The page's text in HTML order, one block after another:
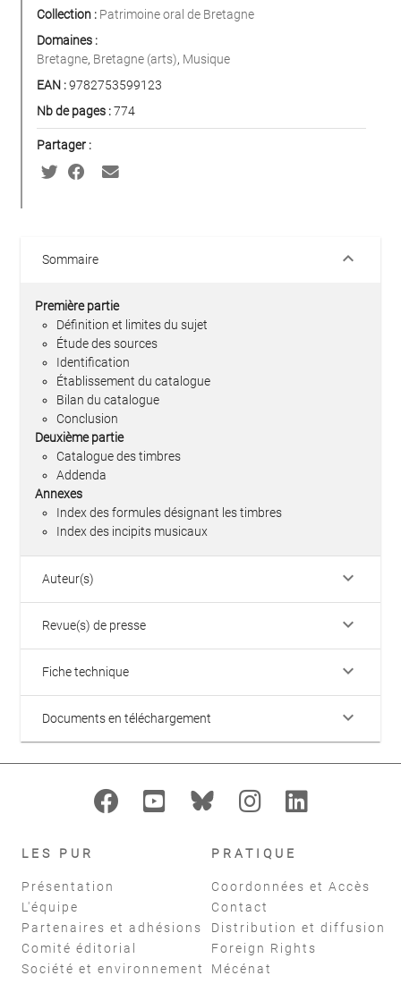
Collection : Patrimoine oral de Bretagne
Domaines :
Bretagne, Bretagne (arts), Musique
EAN :9782753599123
Nb de pages :774
Partager :
Sommaire keyboard_arrow_down
Première partie
Définition et limites du sujet
Étude des sources
Identification
Établissement du catalogue
Bilan du catalogue
Conclusion
Deuxième partie
Catalogue des timbres
Addenda
Annexes
Index des formules désignant les timbres
Index des incipits musicaux
Auteur(s) keyboard_arrow_down
Revue(s) de presse keyboard_arrow_down
Fiche technique keyboard_arrow_down
Documents en téléchargement keyboard_arrow_down
LES PUR
Présentation
L'équipe
Partenaires et adhésions
Comité éditorial
Société et environnement
PRATIQUE
Coordonnées et Accès
Contact
Distribution et diffusion
Foreign Rights
Mécénat